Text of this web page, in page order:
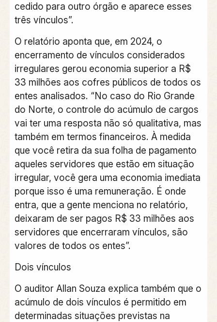
cedido para outro órgão e aparece esses
três vínculos”.
O relatório aponta que, em 2024, o
encerramento de vínculos considerados
irregulares gerou economia superior a R$
33 milhões aos cofres públicos de todos os
entes analisados. “No caso do Rio Grande
do Norte, o controle do acúmulo de cargos
vai ter uma resposta não só qualitativa, mas
também em termos financeiros. À medida
que você retira da sua folha de pagamento
aqueles servidores que estão em situação
irregular, você gera uma economia imediata
porque isso é uma remuneração. É onde
entra, que a gente menciona no relatório,
deixaram de ser pagos R$ 33 milhões aos
servidores que encerraram vínculos, são
valores de todos os entes”.
Dois vínculos
O auditor Allan Souza explica também que o
acúmulo de dois vínculos é permitido em
determinadas situações previstas na